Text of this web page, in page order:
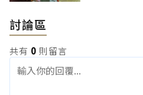
討論區
共有 0 則留言